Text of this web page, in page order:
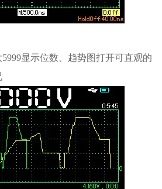
显示位数、趋势图打开可直观的